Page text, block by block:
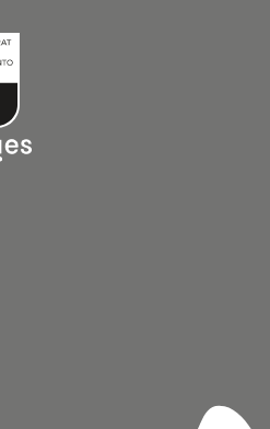
bluesky
on: facebook